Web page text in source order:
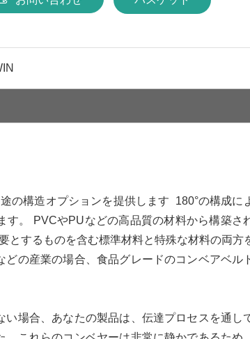
の構造オプションを提供します 180°の構成に
す。 PVCやPUなどの高品質の材料から構築さ
とするものを含む標準材料と特殊な材料の両方
の産業の場合、食品グレードのコンベアベル
場合、あなたの製品は、伝達プロセスを通し